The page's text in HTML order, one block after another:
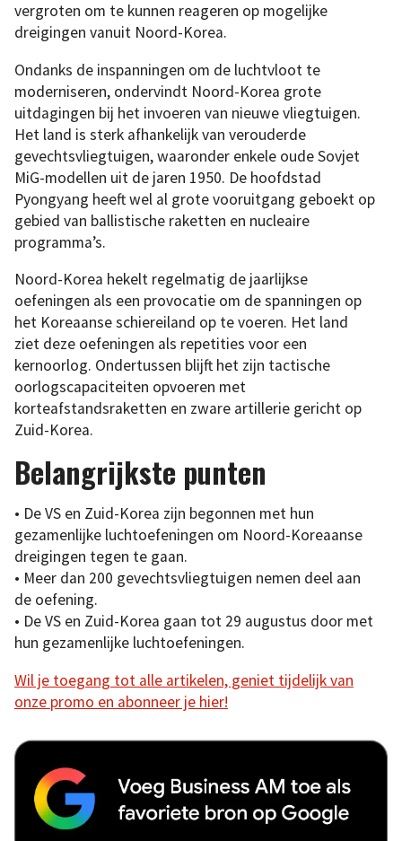
vergroten om te kunnen reageren op mogelijke
dreigingen vanuit Noord-Korea.
Ondanks de inspanningen om de luchtvloot te
moderniseren, ondervindt Noord-Korea grote
uitdagingen bij het invoeren van nieuwe vliegtuigen.
Het land is sterk afhankelijk van verouderde
gevechtsvliegtuigen, waaronder enkele oude Sovjet
MiG-modellen uit de jaren 1950. De hoofdstad
Pyongyang heeft wel al grote vooruitgang geboekt op
gebied van ballistische raketten en nucleaire
programma’s.
Noord-Korea hekelt regelmatig de jaarlijkse
oefeningen als een provocatie om de spanningen op
het Koreaanse schiereiland op te voeren. Het land
ziet deze oefeningen als repetities voor een
kernoorlog. Ondertussen blijft het zijn tactische
oorlogscapaciteiten opvoeren met
korteafstandsraketten en zware artillerie gericht op
Zuid-Korea.
Belangrijkste punten
• De VS en Zuid-Korea zijn begonnen met hun
gezamenlijke luchtoefeningen om Noord-Koreaanse
dreigingen tegen te gaan.
• Meer dan 200 gevechtsvliegtuigen nemen deel aan
de oefening.
• De VS en Zuid-Korea gaan tot 29 augustus door met
hun gezamenlijke luchtoefeningen.
Wil je toegang tot alle artikelen, geniet tijdelijk van
onze promo en abonneer je hier!